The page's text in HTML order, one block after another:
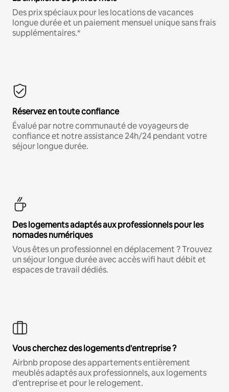
Des prix spéciaux pour les locations de vacances
longue durée et un paiement mensuel unique sans frais
supplémentaires.*
Réservez en toute confiance
Évalué par notre communauté de voyageurs de
confiance et notre assistance 24h/24 pendant votre
séjour longue durée.
Des logements adaptés aux professionnels pour les
nomades numériques
Vous êtes un professionnel en déplacement ? Trouvez
un séjour longue durée avec accès wifi haut débit et
espaces de travail dédiés.
Vous cherchez des logements d'entreprise ?
Airbnb propose des appartements entièrement
meublés adaptés aux professionnels, aux logements
d'entreprise et pour le relogement.